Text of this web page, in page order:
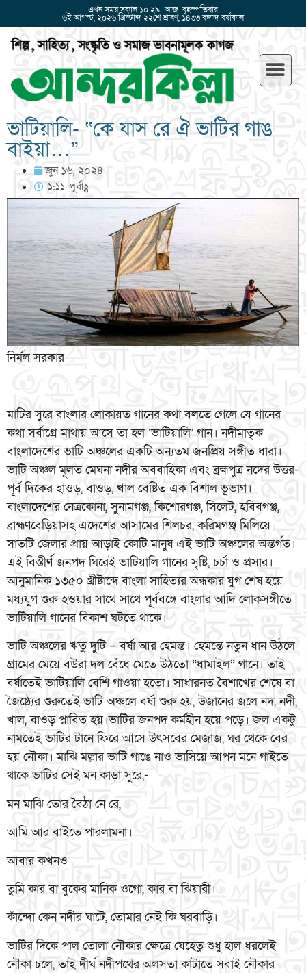
এখন সময়:সকাল ১০:২৯- আজ: বৃহস্পতিবার
৬ই আগস্ট, ২০২৬ খ্রিস্টাব্দ-২২শে শ্রাবণ, ১৪৩৩ বঙ্গাব্দ-বর্ষাকাল
ভাটিয়ালি- “কে যাস রে ঐ ভাটির গাঙ
বাইয়া…”
জুন ১৬, ২০২৪
১:১১ পূর্বাহ্ণ
নির্মল সরকার
মাটির সুরে বাংলার লোকায়ত গানের কথা বলতে গেলে যে গানের
কথা সর্বাগ্রে মাথায় আসে তা হল ‘ভাটিয়ালি’ গান। নদীমাতৃক
বাংলাদেশের ভাটি অঞ্চলের একটি অন্যতম জনপ্রিয় সঙ্গীত ধারা।
ভাটি অঞ্চল মূলত মেঘনা নদীর অববাহিকা এবং ব্রহ্মপুত্র নদের উত্তর-
পূর্ব দিকের হাওড়, বাওড়, খাল বেষ্টিত এক বিশাল ভূভাগ।
বাংলাদেশের নেত্রকোনা, সুনামগঞ্জ, কিশোরগঞ্জ, সিলেট, হবিবগঞ্জ,
ব্রাহ্মণবেড়িয়াসহ এদেশের আসামের শিলচর, করিমগঞ্জ মিলিয়ে
সাতটি জেলার প্রায় আড়াই কোটি মানুষ এই ভাটি অঞ্চলের অন্তর্গত।
এই বিস্তীর্ণ জনপদ ঘিরেই ভাটিয়ালি গানের সৃষ্টি, চর্চা ও প্রসার।
আনুমানিক ১৩৫০ খ্রীষ্টাব্দে বাংলা সাহিত্যর অন্ধকার যুগ শেষ হয়ে
মধ্যযুগ শুরু হওয়ার সাথে সাথে পূর্ববঙ্গে বাংলার আদি লোকসঙ্গীতে
ভাটিয়ালি গানের বিকাশ ঘটতে থাকে।
ভাটি অঞ্চলের ঋতু দুটি – বর্ষা আর হেমন্ত। হেমন্তে নতুন ধান উঠলে
গ্রামের মেয়ে বউরা দল বেঁধে মেতে উঠতো “ধামাইল” গানে। তাই
বর্ষাতেই ভাটিয়ালি বেশি গাওয়া হতো। সাধারনত বৈশাখের শেষে বা
জৈষ্ঠ্যের শুরুতেই ভাটি অঞ্চলে বর্ষা শুরু হয়, উজানের জলে নদ, নদী,
খাল, বাওড় প্লাবিত হয়।ভাটির জনপদ কর্মহীন হয়ে পড়ে। জল একটু
নামতেই ভাটির টানে ফিরে আসে উৎসবের মেজাজ, ঘর থেকে বের
হয় নৌকা। মাঝি মল্লার ভাটি গাঙে নাও ভাসিয়ে আপন মনে গাইতে
থাকে ভাটির সেই মন কাড়া সুরে,-
মন মাঝি তোর বৈঠা নে রে,
আমি আর বাইতে পারলামনা।
আবার কখনও
তুমি কার বা বুকের মানিক ওগো, কার বা ঝিয়ারী।
কাঁন্দো কেন নদীর ঘাটে, তোমার নেই কি ঘরবাড়ি।
ভাটির দিকে পাল তোলা নৌকার ক্ষেত্রে যেহেতু শুধু হাল ধরলেই
নৌকা চলে, তাই দীর্ঘ নদীপথের অলসতা কাটাতে সবাই নৌকার